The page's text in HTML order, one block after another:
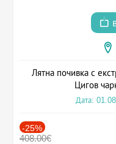
Лятна почивка с
Цигов
Дата:
-25%
408.00€